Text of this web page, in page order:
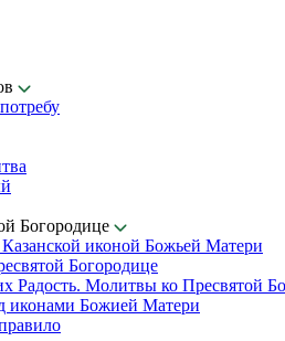
Богородице
иконой Божьей Матери
Богородице
Радость. Молитвы ко Пресвятой
иконами Божией Матери